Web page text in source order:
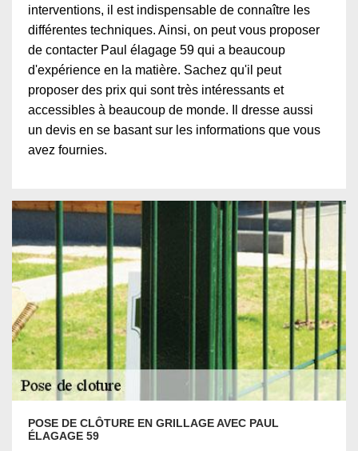
interventions, il est indispensable de connaître les
différentes techniques. Ainsi, on peut vous proposer
de contacter Paul élagage 59 qui a beaucoup
d'expérience en la matière. Sachez qu'il peut
proposer des prix qui sont très intéressants et
accessibles à beaucoup de monde. Il dresse aussi
un devis en se basant sur les informations que vous
avez fournies.
POSE DE CLÔTURE EN GRILLAGE AVEC PAUL
ÉLAGAGE 59